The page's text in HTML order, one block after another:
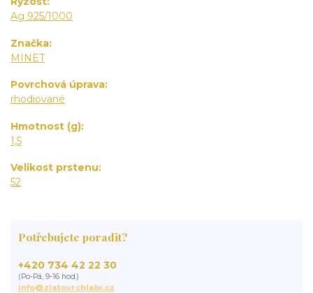
Ag 925/1000
Značka
MINET
Povrchová úprava
rhodiované
Hmotnost (g)
1,5
Velikost prstenu
52
Potřebujete poradit?
+420 734 42 22 30
(Po-Pá, 9-16 hod.)
info@zlatovrchlabi.cz